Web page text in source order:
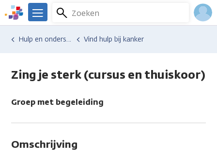
Overslaan
en
naar
We
er
Kanker.nl
Zoeken
Menu
Hulp en ondersteuning Vind hulp bij kanker
Zing je sterk (cursus en thuiskoor)
Groep met begeleiding
Omschrijving